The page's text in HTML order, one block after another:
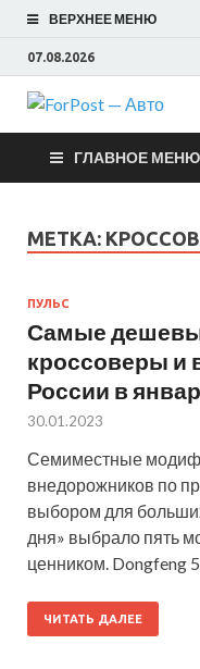
ВЕРХНЕЕ МЕНЮ
07.08.2026
ГЛАВНОЕ МЕНЮ
МЕТКА:
ПУЛЬС
Самые
кроссоверы и
России в
30.01.2023
Семиместные
внедорожников по
выбором для
дня» выбрало пять
ценником. Dongfeng
ЧИТАТЬ ДАЛЕЕ